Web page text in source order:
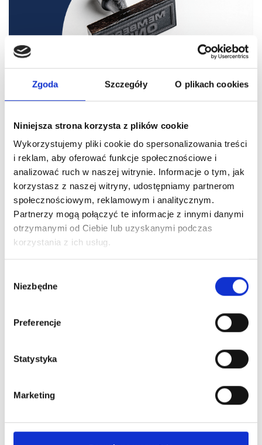
Zgoda Szczegóły O plikach cookies
Niniejsza strona korzysta z plików cookie
Wykorzystujemy pliki cookie do spersonalizowania treści
i reklam, aby oferować funkcje społecznościowe i
analizować ruch w naszej witrynie. Informacje o tym, jak
korzystasz z naszej witryny, udostępniamy partnerom
społecznościowym, reklamowym i analitycznym.
Partnerzy mogą połączyć te informacje z innymi danymi
otrzymanymi od Ciebie lub uzyskanymi podczas
korzystania z ich usług.
zgody
Niezbędne
Preferencje
Statystyka
Marketing
Klubowy program lojalnościowy
W hotelach, restauracjach, biurach podróży, ale też w innych
usługach doskonale sprawdza się klubowy program
lojalnościowy. Odpowiednio zaplanowany może być
wykorzystany praktycznie w każdej branży.
23 MAJA, 2022
Raport: „Narzędzia i wtyczki w e-commerce